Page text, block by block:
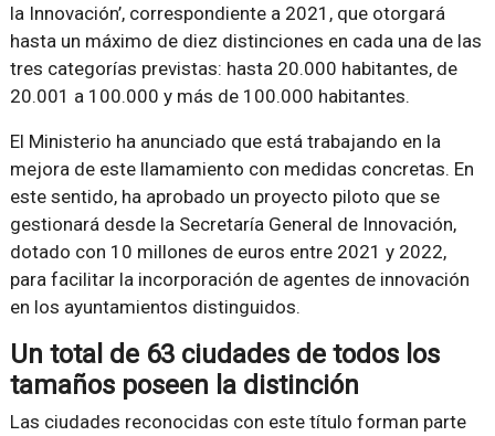
la Innovación’, correspondiente a 2021, que otorgará
hasta un máximo de diez distinciones en cada una de las
tres categorías previstas: hasta 20.000 habitantes, de
20.001 a 100.000 y más de 100.000 habitantes.
El Ministerio ha anunciado que está trabajando en la
mejora de este llamamiento con medidas concretas. En
este sentido, ha aprobado un proyecto piloto que se
gestionará desde la Secretaría General de Innovación,
dotado con 10 millones de euros entre 2021 y 2022,
para facilitar la incorporación de agentes de innovación
en los ayuntamientos distinguidos.
Un total de 63 ciudades de todos los
tamaños poseen la distinción
Las ciudades reconocidas con este título forman parte